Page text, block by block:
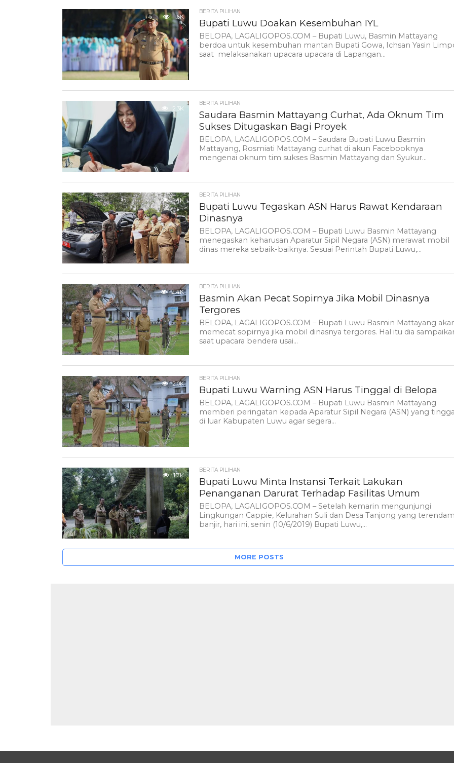
1.6K
BERITA PILIHAN
Bupati Luwu Doakan Kesembuhan IYL
BELOPA, LAGALIGOPOS.COM – Bupati Luwu, Basmin Mattayang
berdoa untuk kesembuhan mantan Bupati Gowa, Ichsan Yasin
saat melaksanakan upacara upacara di Lapangan...
2.3K
BERITA PILIHAN
Saudara Basmin Mattayang Curhat, Ada Oknum Tim
Sukses Ditugaskan Bagi Proyek
BELOPA, LAGALIGOPOS.COM – Saudara Bupati Luwu Basmin
Mattayang, Rosmiati Mattayang curhat di akun Facebooknya
mengenai oknum tim sukses Basmin Mattayang dan Syukur...
1.4K
BERITA PILIHAN
Bupati Luwu Tegaskan ASN Harus Rawat Kendaraan
Dinasnya
BELOPA, LAGALIGOPOS.COM – Bupati Luwu Basmin Mattayang
menegaskan keharusan Aparatur Sipil Negara (ASN) merawat mobil
dinas mereka sebaik-baiknya. Sesuai Perintah Bupati Luwu,...
2.4K
BERITA PILIHAN
Basmin Akan Pecat Sopirnya Jika Mobil Dinasnya
Tergores
BELOPA, LAGALIGOPOS.COM – Bupati Luwu Basmin Mattayang
memecat sopirnya jika mobil dinasnya tergores. Hal itu dia
saat upacara bendera usai...
2.0K
BERITA PILIHAN
Bupati Luwu Warning ASN Harus Tinggal di Belopa
BELOPA, LAGALIGOPOS.COM – Bupati Luwu Basmin Mattayang
memberi peringatan kepada Aparatur Sipil Negara (ASN) yang
di luar Kabupaten Luwu agar segera...
1.7K
BERITA PILIHAN
Bupati Luwu Minta Instansi Terkait Lakukan
Penanganan Darurat Terhadap Fasilitas Umum
BELOPA, LAGALIGOPOS.COM – Setelah kemarin mengunjungi
Lingkungan Cappie, Kelurahan Suli dan Desa Tanjong yang terendam
banjir, hari ini, senin (10/6/2019) Bupati Luwu,...
MORE POSTS